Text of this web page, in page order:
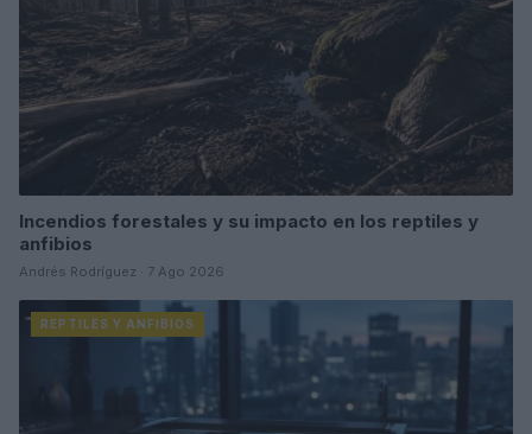
Incendios forestales y su impacto en los reptiles y
anfibios
Andrés Rodríguez · 7 Ago 2026
REPTILES Y ANFIBIOS